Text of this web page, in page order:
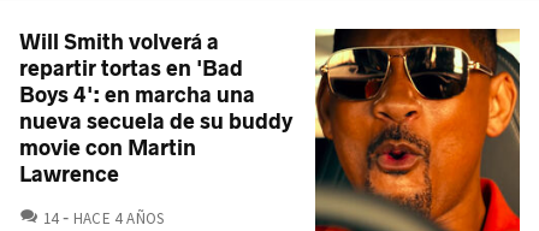
Will Smith volverá a
repartir tortas en 'Bad
Boys 4': en marcha una
nueva secuela de su buddy
movie con Martin
Lawrence
14 COMENTARIOS
HACE 4 AÑOS